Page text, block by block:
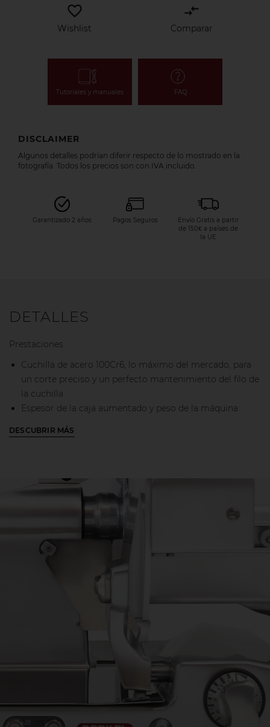
favorite_border
Wishlist
compare_arrows
Comparar
Tutoriales y manuales FAQ
DISCLAIMER
Algunos detalles podrían diferir respecto de lo mostrado en la
fotografía. Todos los precios son con IVA incluido.
Garantizado 2 años Pagos Seguros
Envío Gratis a partir
de 150€ a países de
la UE
DETALLES
Prestaciones
Cuchilla de acero 100Cr6, lo máximo del mercado, para
un corte preciso y un perfecto mantenimiento del filo de
la cuchilla
Espesor de la caja aumentado y peso de la máquina
incorporación de pies de acero inoxidable con goma
Tabique y plato cubrecuchilla con tecnología
Superglide® que favorece el deslizamiento del producto
minimizando el recalentamiento para mantener
inalterado el sabor
Bandeja de plato deslizable inclinado 38° para facilitar la
recogida del material y la caída de la loncha (en la
Motor IP67 y caja eléctrica estanca para prevenir
filtraciones de líquido durante las operaciones de
Transmisión de engranajes para aprovechar toda la
potencia del motor y favorecer el corte de productos
Casquillo de deslizamiento teflonado para facilitar y
aumentar la velocidad de corte
Botonera de acero inox IP67 completamente sellada y
con juntas de silicona alimentaria en cada parte
DESCUBRIR MÁS